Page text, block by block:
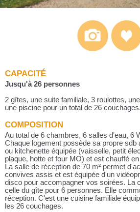
CAPACITÉ
Jusqu'à 26 personnes
2 gîtes, une suite familiale, 3 roulottes,
une piscine pour un total de 26 couchages.
COMPOSITION
Au total de 6 chambres, 6 salles d'eau, 6
Chaque logement possède sa propre sdb
ou kitchenette équipée (vaisselle, petit
plaque, hotte et four MO) et est chauffé en
La salle de réception de 70 m² permet
convives assis et est équipée d'un
disco pour accompagner vos soirées. La
celle du gîte pour 6 personnes. Elle
réception. C'est une cuisine familiale
les 26 couchages.